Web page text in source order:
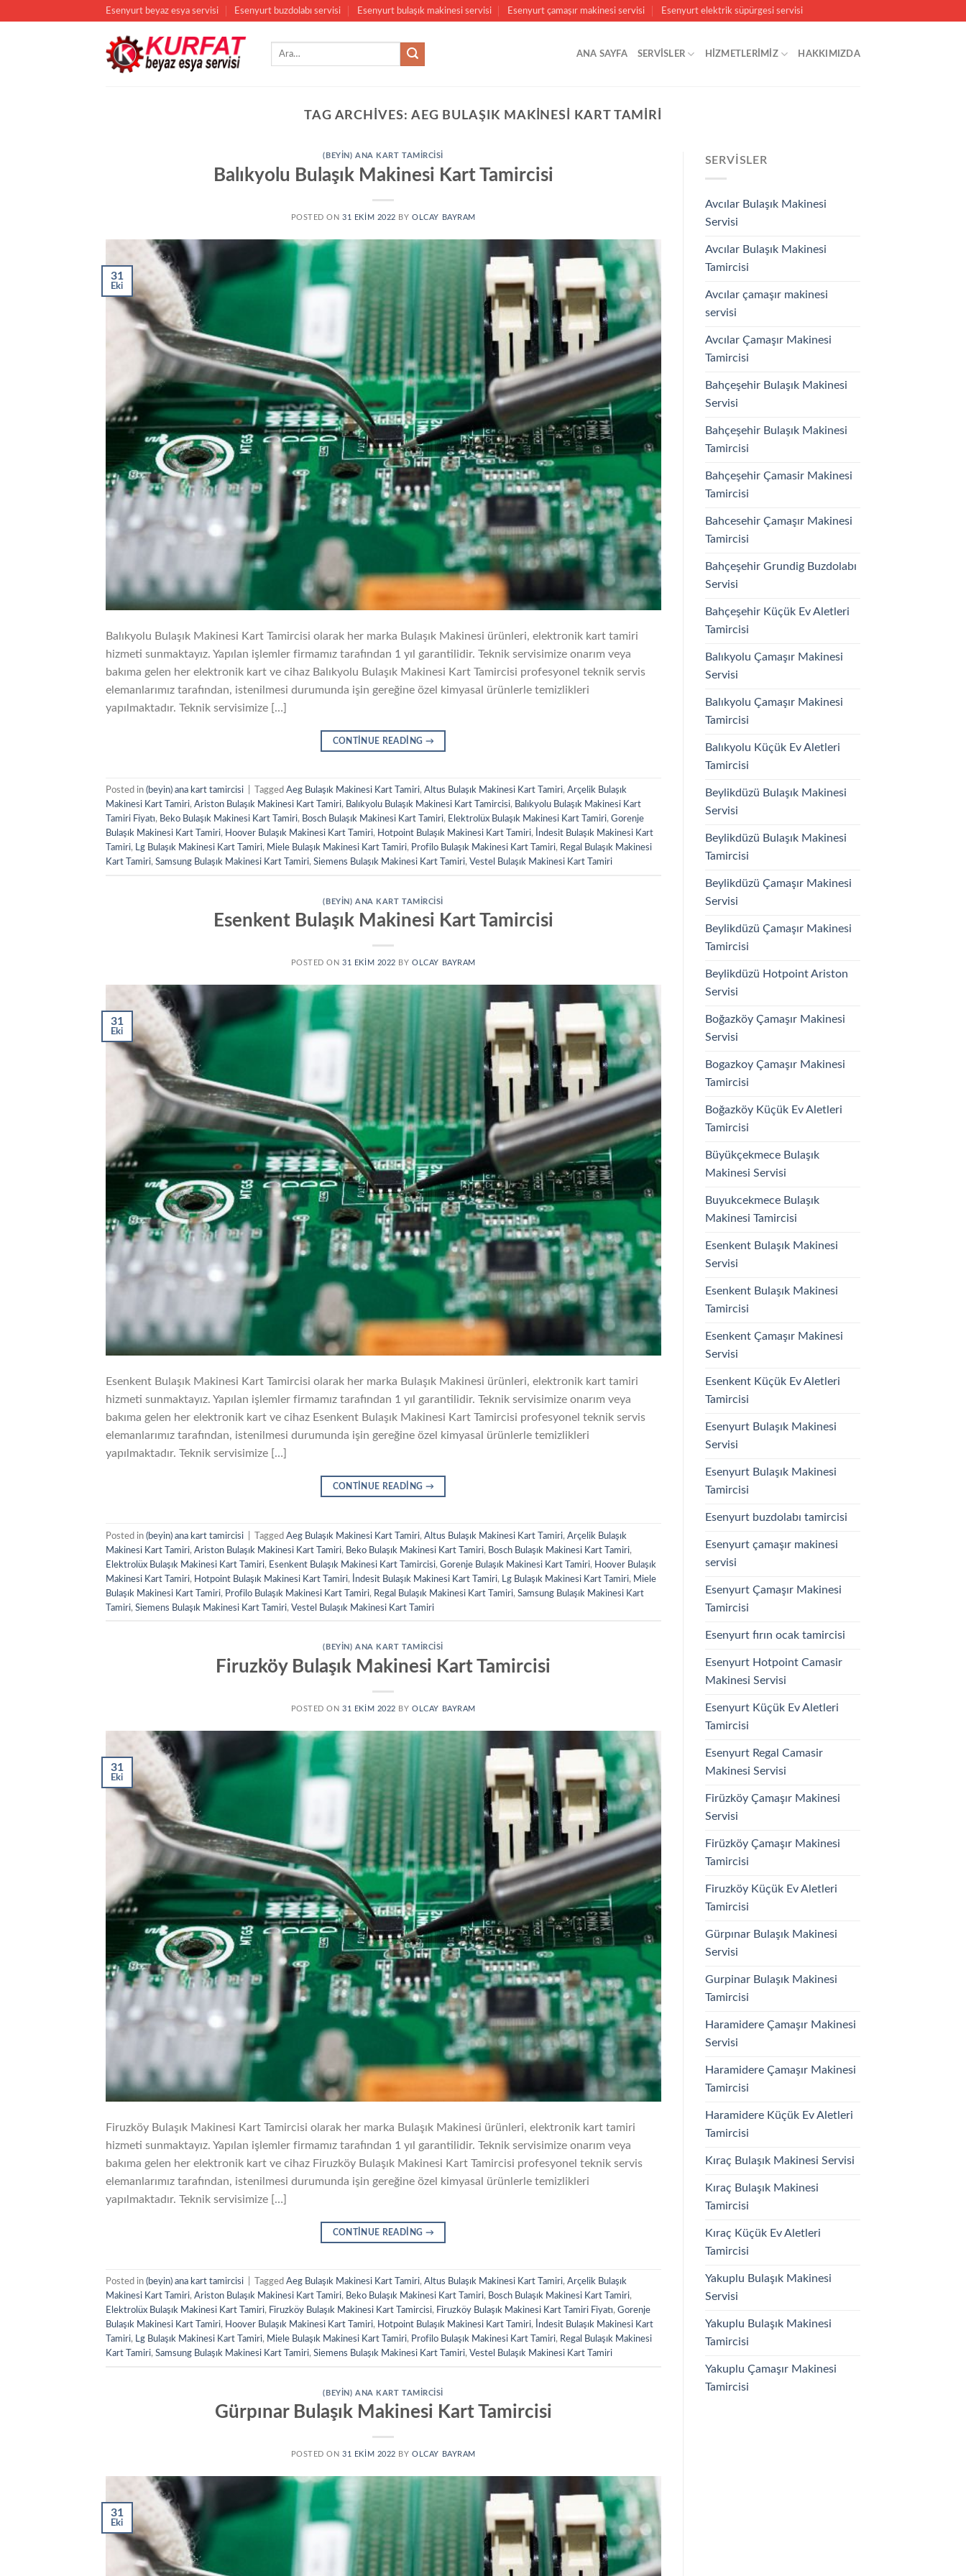
Esenyurt beyaz esya servisi Esenyurt buzdolabı servisi Esenyurt bulaşık makinesi servisi Esenyurt çamaşır makinesi servisi Esenyurt elektrik süpürgesi servisi
ANA SAYFA SERVISLER HİZMETLERİMİZ HAKKIMIZDA
TAG ARCHIVES: AEG BULAŞIK MAKINESI KART TAMIRI
(BEYIN) ANA KART TAMIRCISI
Balıkyolu Bulaşık Makinesi Kart Tamircisi
POSTED ON31 EKIM 2022 BYOLCAY BAYRAM
31
Eki
Balıkyolu Bulaşık Makinesi Kart Tamircisi olarak her marka Bulaşık Makinesi ürünleri, elektronik kart tamiri
hizmeti sunmaktayız. Yapılan işlemler firmamız tarafından 1 yıl garantilidir. Teknik servisimize onarım veya
bakıma gelen her elektronik kart ve cihaz Balıkyolu Bulaşık Makinesi Kart Tamircisi profesyonel teknik servis
elemanlarımız tarafından, istenilmesi durumunda işin gereğine özel kimyasal ürünlerle temizlikleri
yapılmaktadır. Teknik servisimize […]
CONTINUE READING →
Posted in (beyin) ana kart tamircisi Tagged Aeg Bulaşık Makinesi Kart Tamiri, Altus Bulaşık Makinesi Kart Tamiri, Arçelik Bulaşık
Makinesi Kart Tamiri, Ariston Bulaşık Makinesi Kart Tamiri, Balıkyolu Bulaşık Makinesi Kart Tamircisi, Balıkyolu Bulaşık Makinesi Kart
Tamiri Fiyatı, Beko Bulaşık Makinesi Kart Tamiri, Bosch Bulaşık Makinesi Kart Tamiri, Elektrolüx Bulaşık Makinesi Kart Tamiri, Gorenje
Bulaşık Makinesi Kart Tamiri, Hoover Bulaşık Makinesi Kart Tamiri, Hotpoint Bulaşık Makinesi Kart Tamiri,
İndesit Bulaşık Makinesi Kart
Tamiri, Lg Bulaşık Makinesi Kart Tamiri, Miele Bulaşık Makinesi Kart Tamiri, Profilo Bulaşık Makinesi Kart Tamiri, Regal Bulaşık Makinesi
Kart Tamiri, Samsung Bulaşık Makinesi Kart Tamiri, Siemens Bulaşık Makinesi Kart Tamiri, Vestel Bulaşık Makinesi Kart Tamiri
(BEYIN) ANA KART TAMIRCISI
Esenkent Bulaşık Makinesi Kart Tamircisi
POSTED ON31 EKIM 2022 BYOLCAY BAYRAM
31
Eki
Esenkent Bulaşık Makinesi Kart Tamircisi olarak her marka Bulaşık Makinesi ürünleri, elektronik kart tamiri
hizmeti sunmaktayız. Yapılan işlemler firmamız tarafından 1 yıl garantilidir. Teknik servisimize onarım veya
bakıma gelen her elektronik kart ve cihaz Esenkent Bulaşık Makinesi Kart Tamircisi profesyonel teknik servis
elemanlarımız tarafından, istenilmesi durumunda işin gereğine özel kimyasal ürünlerle temizlikleri
yapılmaktadır. Teknik servisimize […]
CONTINUE READING →
Posted in (beyin) ana kart tamircisi Tagged Aeg Bulaşık Makinesi Kart Tamiri, Altus Bulaşık Makinesi Kart Tamiri, Arçelik Bulaşık
Makinesi Kart Tamiri, Ariston Bulaşık Makinesi Kart Tamiri, Beko Bulaşık Makinesi Kart Tamiri, Bosch Bulaşık Makinesi Kart Tamiri,
Elektrolüx Bulaşık Makinesi Kart Tamiri, Esenkent Bulaşık Makinesi Kart Tamircisi, Gorenje Bulaşık Makinesi Kart Tamiri, Hoover Bulaşık
Makinesi Kart Tamiri, Hotpoint Bulaşık Makinesi Kart Tamiri, İndesit Bulaşık Makinesi Kart Tamiri, Lg Bulaşık Makinesi Kart Tamiri, Miele
Bulaşık Makinesi Kart Tamiri, Profilo Bulaşık Makinesi Kart Tamiri, Regal Bulaşık Makinesi Kart Tamiri, Samsung Bulaşık Makinesi Kart
Tamiri, Siemens Bulaşık Makinesi Kart Tamiri, Vestel Bulaşık Makinesi Kart Tamiri
(BEYIN) ANA KART TAMIRCISI
Firuzköy Bulaşık Makinesi Kart Tamircisi
POSTED ON31 EKIM 2022 BYOLCAY BAYRAM
31
Eki
Firuzköy Bulaşık Makinesi Kart Tamircisi olarak her marka Bulaşık Makinesi ürünleri, elektronik kart tamiri
hizmeti sunmaktayız. Yapılan işlemler firmamız tarafından 1 yıl garantilidir. Teknik servisimize onarım veya
bakıma gelen her elektronik kart ve cihaz Firuzköy Bulaşık Makinesi Kart Tamircisi profesyonel teknik servis
elemanlarımız tarafından, istenilmesi durumunda işin gereğine özel kimyasal ürünlerle temizlikleri
yapılmaktadır. Teknik servisimize […]
CONTINUE READING →
Posted in (beyin) ana kart tamircisi Tagged Aeg Bulaşık Makinesi Kart Tamiri, Altus Bulaşık Makinesi Kart Tamiri, Arçelik Bulaşık
Makinesi Kart Tamiri, Ariston Bulaşık Makinesi Kart Tamiri, Beko Bulaşık Makinesi Kart Tamiri, Bosch Bulaşık Makinesi Kart Tamiri,
Elektrolüx Bulaşık Makinesi Kart Tamiri, Firuzköy Bulaşık Makinesi Kart Tamircisi, Firuzköy Bulaşık Makinesi Kart Tamiri Fiyatı, Gorenje
Bulaşık Makinesi Kart Tamiri, Hoover Bulaşık Makinesi Kart Tamiri, Hotpoint Bulaşık Makinesi Kart Tamiri,
İndesit Bulaşık Makinesi Kart
Tamiri, Lg Bulaşık Makinesi Kart Tamiri, Miele Bulaşık Makinesi Kart Tamiri, Profilo Bulaşık Makinesi Kart Tamiri, Regal Bulaşık Makinesi
Kart Tamiri, Samsung Bulaşık Makinesi Kart Tamiri, Siemens Bulaşık Makinesi Kart Tamiri, Vestel Bulaşık Makinesi Kart Tamiri
(BEYIN) ANA KART TAMIRCISI
Gürpınar Bulaşık Makinesi Kart Tamircisi
POSTED ON31 EKIM 2022 BYOLCAY BAYRAM
31
Eki
SERVISLER
Avcılar Bulaşık Makinesi
Servisi
Avcılar Bulaşık Makinesi
Tamircisi
Avcılar çamaşır makinesi
servisi
Avcılar Çamaşır Makinesi
Tamircisi
Bahçeşehir Bulaşık Makinesi
Servisi
Bahçeşehir Bulaşık Makinesi
Tamircisi
Bahçeşehir Çamasir Makinesi
Tamircisi
Bahcesehir Çamaşır Makinesi
Tamircisi
Bahçeşehir Grundig Buzdolabı
Servisi
Bahçeşehir Küçük Ev Aletleri
Tamircisi
Balıkyolu Çamaşır Makinesi
Servisi
Balıkyolu Çamaşır Makinesi
Tamircisi
Balıkyolu Küçük Ev Aletleri
Tamircisi
Beylikdüzü Bulaşık Makinesi
Servisi
Beylikdüzü Bulaşık Makinesi
Tamircisi
Beylikdüzü Çamaşır Makinesi
Servisi
Beylikdüzü Çamaşır Makinesi
Tamircisi
Beylikdüzü Hotpoint Ariston
Servisi
Boğazköy Çamaşır Makinesi
Servisi
Bogazkoy Çamaşır Makinesi
Tamircisi
Boğazköy Küçük Ev Aletleri
Tamircisi
Büyükçekmece Bulaşık
Makinesi Servisi
Buyukcekmece Bulaşık
Makinesi Tamircisi
Esenkent Bulaşık Makinesi
Servisi
Esenkent Bulaşık Makinesi
Tamircisi
Esenkent Çamaşır Makinesi
Servisi
Esenkent Küçük Ev Aletleri
Tamircisi
Esenyurt Bulaşık Makinesi
Servisi
Esenyurt Bulaşık Makinesi
Tamircisi
Esenyurt buzdolabı tamircisi
Esenyurt çamaşır makinesi
servisi
Esenyurt Çamaşır Makinesi
Tamircisi
Esenyurt fırın ocak tamircisi
Esenyurt Hotpoint Camasir
Makinesi Servisi
Esenyurt Küçük Ev Aletleri
Tamircisi
Esenyurt Regal Camasir
Makinesi Servisi
Firüzköy Çamaşır Makinesi
Servisi
Firüzköy Çamaşır Makinesi
Tamircisi
Firuzköy Küçük Ev Aletleri
Tamircisi
Gürpınar Bulaşık Makinesi
Servisi
Gurpinar Bulaşık Makinesi
Tamircisi
Haramidere Çamaşır Makinesi
Servisi
Haramidere Çamaşır Makinesi
Tamircisi
Haramidere Küçük Ev Aletleri
Tamircisi
Kıraç Bulaşık Makinesi Servisi
Kıraç Bulaşık Makinesi
Tamircisi
Kıraç Küçük Ev Aletleri
Tamircisi
Yakuplu Bulaşık Makinesi
Servisi
Yakuplu Bulaşık Makinesi
Tamircisi
Yakuplu Çamaşır Makinesi
Tamircisi